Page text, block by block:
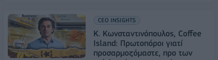
CEO INSIGHTS
K. Kωνσταντινόπουλος, Coffee
Island: Πρωτοπόροι γιατί
προσαρμοζόμαστε, προ των